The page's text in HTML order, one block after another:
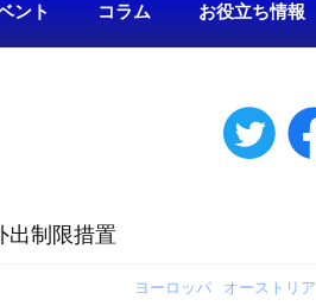
ント コラム お役立ち情報
出制限措置
ヨーロッパ オーストリア